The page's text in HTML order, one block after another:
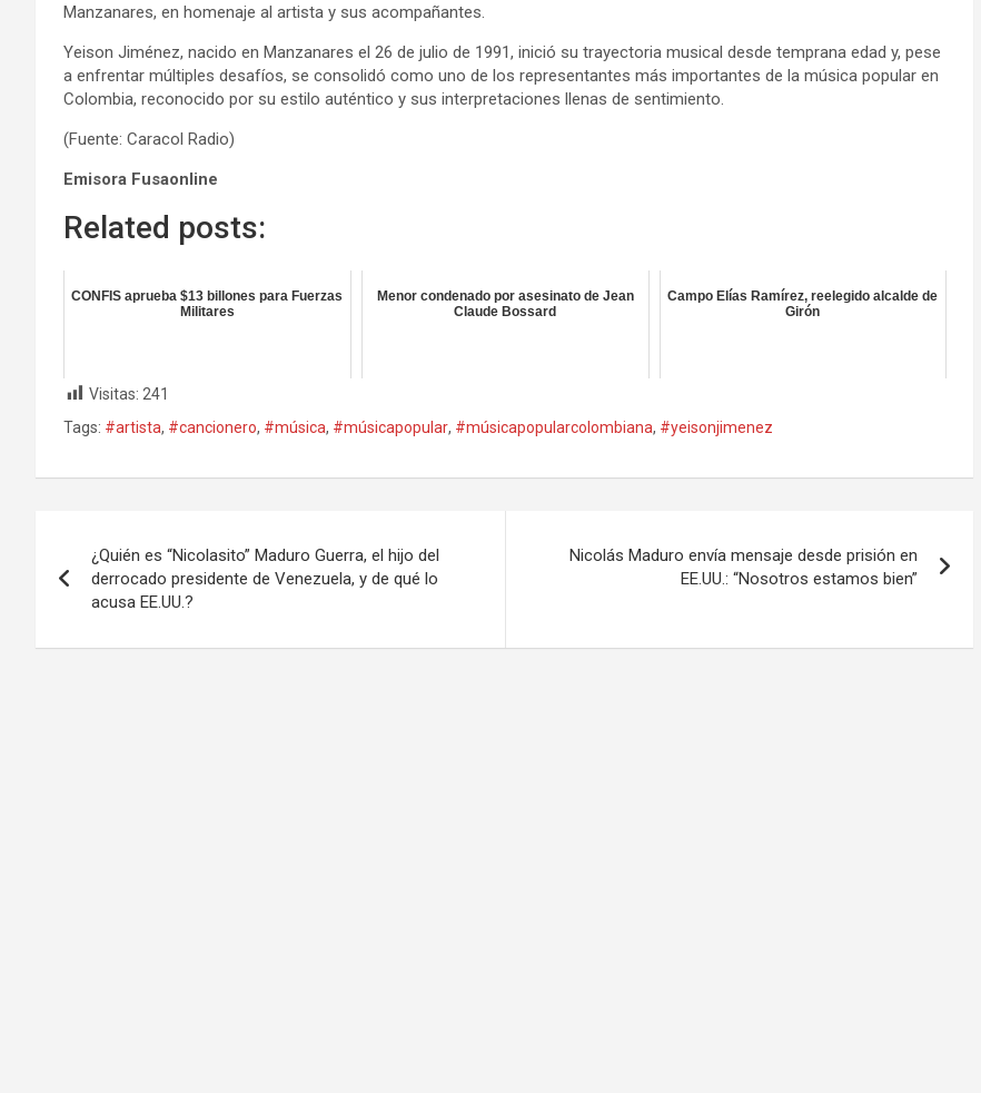
Manzanares, en homenaje al artista y sus acompañantes.
Yeison Jiménez, nacido en Manzanares el 26 de julio de 1991, inició su trayectoria musical desde temprana edad y, pese
a enfrentar múltiples desafíos, se consolidó como uno de los representantes más importantes de la música popular en
Colombia, reconocido por su estilo auténtico y sus interpretaciones llenas de sentimiento.
(Fuente: Caracol Radio)
Emisora Fusaonline
Related posts:
CONFIS aprueba $13 billones para Fuerzas
Militares
Menor condenado por asesinato de Jean
Claude Bossard
Campo Elías Ramírez, reelegido alcalde de
Girón
Visitas: 241
Tags: #artista, #cancionero, #música, #músicapopular, #músicapopularcolombiana, #yeisonjimenez
de
¿Quién es “Nicolasito” Maduro Guerra, el hijo del
derrocado presidente de Venezuela, y de qué lo
acusa EE.UU.?
Nicolás Maduro envía mensaje desde prisión en
EE.UU.: “Nosotros estamos bien”